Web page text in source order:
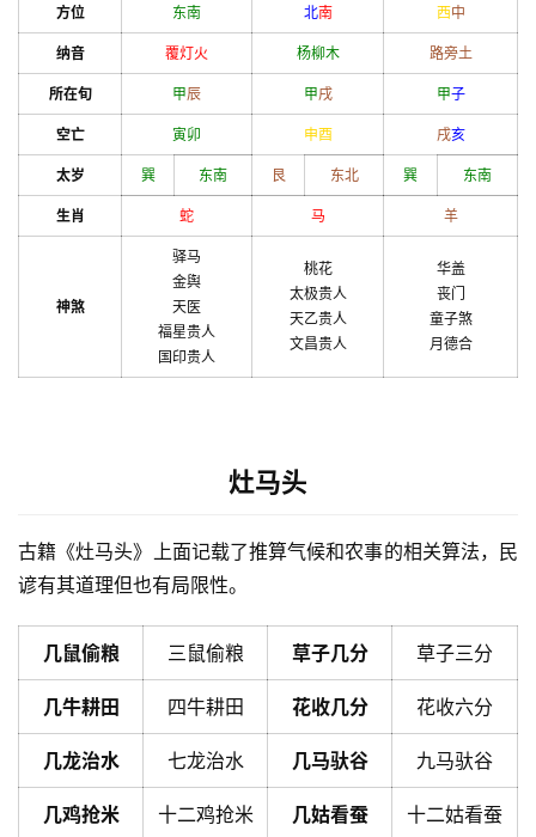
方位 东南 北南 西中
纳音 覆灯火 杨柳木 路旁土
所在旬 甲辰 甲戌 甲子
空亡 寅卯 申酉 戌亥
太岁 巽 东南 艮 东北 巽 东南
生肖 蛇 马 羊
神煞
驿马
金舆
天医
福星贵人
国印贵人
桃花
太极贵人
天乙贵人
文昌贵人
华盖
丧门
童子煞
月德合
灶马头
古籍《灶马头》上面记载了推算气候和农事的相关算法，民
谚有其道理但也有局限性。
几鼠偷粮 三鼠偷粮 草子几分 草子三分
几牛耕田 四牛耕田 花收几分 花收六分
几龙治水 七龙治水 几马驮谷 九马驮谷
几鸡抢米 十二鸡抢米 几姑看蚕 十二姑看蚕